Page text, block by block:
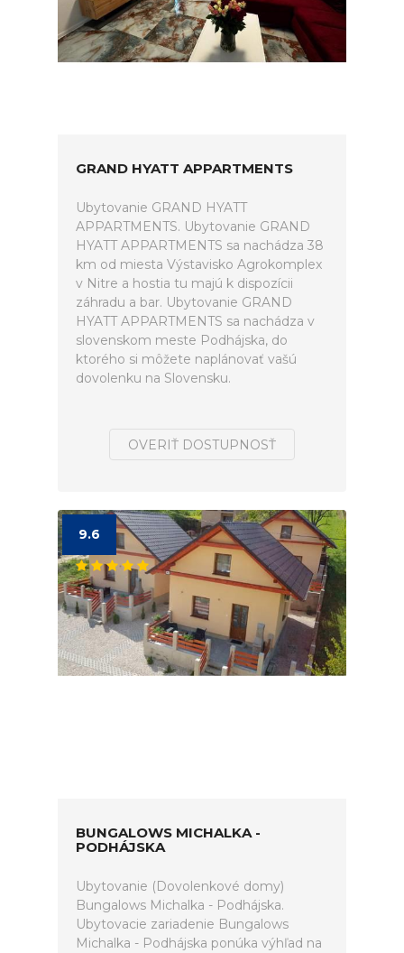
GRAND HYATT APPARTMENTS
Ubytovanie GRAND HYATT
APPARTMENTS. Ubytovanie GRAND
HYATT APPARTMENTS sa nachádza 38
km od miesta Výstavisko Agrokomplex
v Nitre a hostia tu majú k dispozícii
záhradu a bar. Ubytovanie GRAND
HYATT APPARTMENTS sa nachádza v
slovenskom meste Podhájska, do
ktorého si môžete naplánovať vašú
dovolenku na Slovensku.
OVERIŤ DOSTUPNOSŤ
9.6
BUNGALOWS MICHALKA -
PODHÁJSKA
Ubytovanie (Dovolenkové domy)
Bungalows Michalka - Podhájska.
Ubytovacie zariadenie Bungalows
Michalka - Podhájska ponúka výhľad na